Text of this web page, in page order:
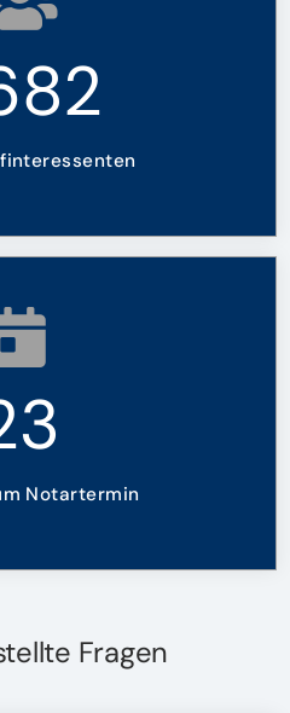
Notartermin
Fragen